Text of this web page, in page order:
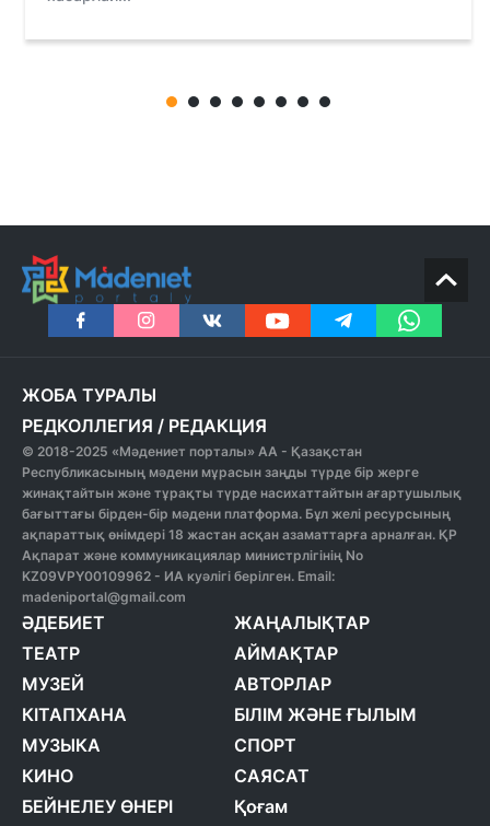
ЖОБА ТУРАЛЫ
РЕДКОЛЛЕГИЯ / РЕДАКЦИЯ
© 2018-2025 «Мәдениет порталы» АА - Қазақстан
Республикасының мәдени мұрасын заңды түрде бір жерге
жинақтайтын және тұрақты түрде насихаттайтын ағартушылық
бағыттағы бірден-бір мәдени платформа. Бұл желі ресурсының
ақпараттық өнімдері 18 жастан асқан азаматтарға арналған. ҚР
Ақпарат және коммуникациялар министрлігінің No
KZ09VPY00109962 - ИА куәлігі берілген. Email:
madeniportal@gmail.com
ӘДЕБИЕТ
ТЕАТР
МУЗЕЙ
КІТАПХАНА
МУЗЫКА
КИНО
БЕЙНЕЛЕУ ӨНЕРІ
ЖАҢАЛЫҚТАР
АЙМАҚТАР
АВТОРЛАР
БІЛІМ ЖӘНЕ ҒЫЛЫМ
СПОРТ
САЯСАТ
Қоғам